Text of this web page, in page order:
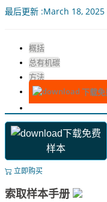
最后更新 :March 18,
概括
总有机碳
方法
下载
下载免费
样本
立即购买
索取样本手册